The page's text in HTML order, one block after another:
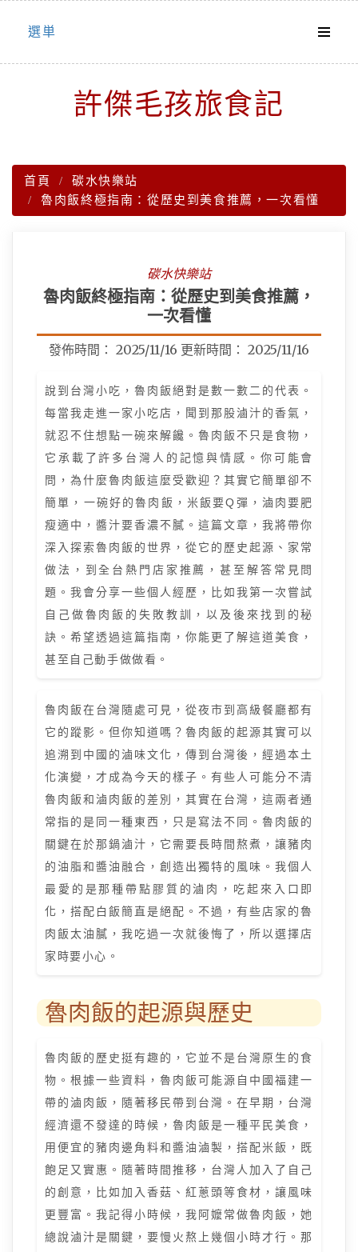
Skip
選単
許傑毛孩旅食記
首頁
碳水快樂站
魯肉飯終極指南：從歷史到美食推薦，一次看懂
碳水快樂站
魯肉飯終極指南：從歷史到美食推薦，
一次看懂
發佈時間： 2025/11/16 更新時間： 2025/11/16
說到台灣小吃，魯肉飯絕對是數一數二的代表。
每當我走進一家小吃店，聞到那股滷汁的香氣，
就忍不住想點一碗來解饞。魯肉飯不只是食物，
它承載了許多台灣人的記憶與情感。你可能會
問，為什麼魯肉飯這麼受歡迎？其實它簡單卻不
簡單，一碗好的魯肉飯，米飯要Q彈，滷肉要肥
瘦適中，醬汁要香濃不膩。這篇文章，我將帶你
深入探索魯肉飯的世界，從它的歷史起源、家常
做法，到全台熱門店家推薦，甚至解答常見問
題。我會分享一些個人經歷，比如我第一次嘗試
自己做魯肉飯的失敗教訓，以及後來找到的秘
訣。希望透過這篇指南，你能更了解這道美食，
甚至自己動手做做看。
魯肉飯在台灣隨處可見，從夜市到高級餐廳都有
它的蹤影。但你知道嗎？魯肉飯的起源其實可以
追溯到中國的滷味文化，傳到台灣後，經過本土
化演變，才成為今天的樣子。有些人可能分不清
魯肉飯和滷肉飯的差別，其實在台灣，這兩者通
常指的是同一種東西，只是寫法不同。魯肉飯的
關鍵在於那鍋滷汁，它需要長時間熬煮，讓豬肉
的油脂和醬油融合，創造出獨特的風味。我個人
最愛的是那種帶點膠質的滷肉，吃起來入口即
化，搭配白飯簡直是絕配。不過，有些店家的魯
肉飯太油膩，我吃過一次就後悔了，所以選擇店
家時要小心。
魯肉飯的起源與歷史
魯肉飯的歷史挺有趣的，它並不是台灣原生的食
物。根據一些資料，魯肉飯可能源自中國福建一
帶的滷肉飯，隨著移民帶到台灣。在早期，台灣
經濟還不發達的時候，魯肉飯是一種平民美食，
用便宜的豬肉邊角料和醬油滷製，搭配米飯，既
飽足又實惠。隨著時間推移，台灣人加入了自己
的創意，比如加入香菇、紅蔥頭等食材，讓風味
更豐富。我記得小時候，我阿嬤常做魯肉飯，她
總說滷汁是關鍵，要慢火熬上幾個小時才行。那